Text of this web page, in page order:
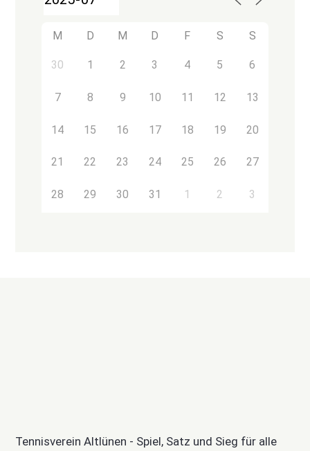
M D M D F S S
30 1 2 3 4 5 6
7 8 9 10 11 12 13
14 15 16 17 18 19 20
21 22 23 24 25 26 27
28 29 30 31 1 2 3
Tennisverein Altlünen - Spiel, Satz und Sieg für alle